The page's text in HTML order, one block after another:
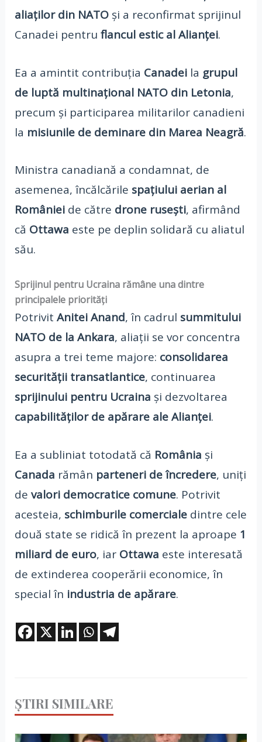
aliaților din NATOși a reconfirmat sprijinul
Canadei pentru flancul estic al Alianței.
Ea a amintit contribuția Canadeila grupul
de luptă multinațional NATO din Letonia,
precum și participarea militarilor canadieni
la misiunile de deminare din Marea Neagră.
Ministra canadiană a condamnat, de
asemenea, încălcările spațiului aerian al
Românieide către drone rusești, afirmând
că Ottawa este pe deplin solidară cu aliatul
său.
Sprijinul pentru Ucraina rămâne una dintre
principalele priorități
Potrivit Anitei Anand, în cadrul summitului
NATO de la Ankara, aliații se vor concentra
asupra a trei teme majore: consolidarea
securității transatlantice, continuarea
sprijinului pentru Ucraina și dezvoltarea
capabilităților de apărare ale Alianței.
Ea a subliniat totodată că România și
Canada rămân parteneri de încredere, uniți
de valori democratice comune. Potrivit
acesteia, schimburile comercialedintre cele
două state se ridică în prezent la aproape 1
miliard de euro, iar Ottawa este interesată
de extinderea cooperării economice, în
special în industria de apărare.
ȘTIRI SIMILARE